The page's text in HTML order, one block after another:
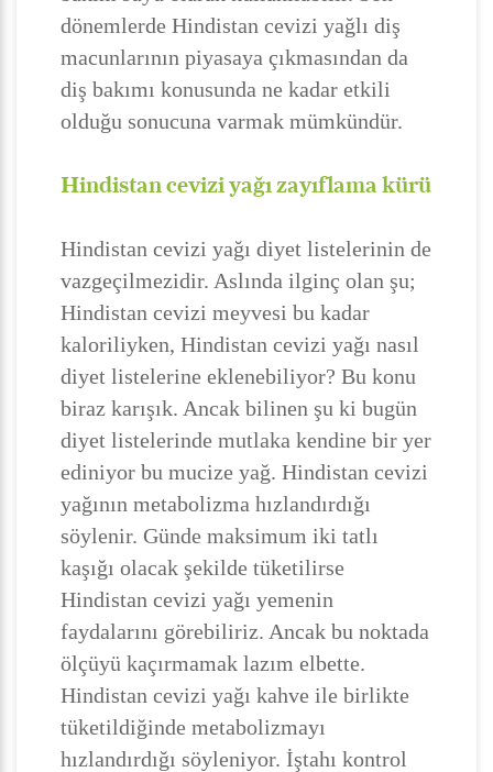
dönemlerde Hindistan cevizi yağlı diş
macunlarının piyasaya çıkmasından da
diş bakımı konusunda ne kadar etkili
olduğu sonucuna varmak mümkündür.
Hindistan cevizi yağı zayıflama kürü
Hindistan cevizi yağı diyet listelerinin de
vazgeçilmezidir. Aslında ilginç olan şu;
Hindistan cevizi meyvesi bu kadar
kaloriliyken, Hindistan cevizi yağı nasıl
diyet listelerine eklenebiliyor? Bu konu
biraz karışık. Ancak bilinen şu ki bugün
diyet listelerinde mutlaka kendine bir yer
ediniyor bu mucize yağ. Hindistan cevizi
yağının metabolizma hızlandırdığı
söylenir. Günde maksimum iki tatlı
kaşığı olacak şekilde tüketilirse
Hindistan cevizi yağı yemenin
faydalarını görebiliriz. Ancak bu noktada
ölçüyü kaçırmamak lazım elbette.
Hindistan cevizi yağı kahve ile birlikte
tüketildiğinde metabolizmayı
hızlandırdığı söyleniyor. İştahı kontrol